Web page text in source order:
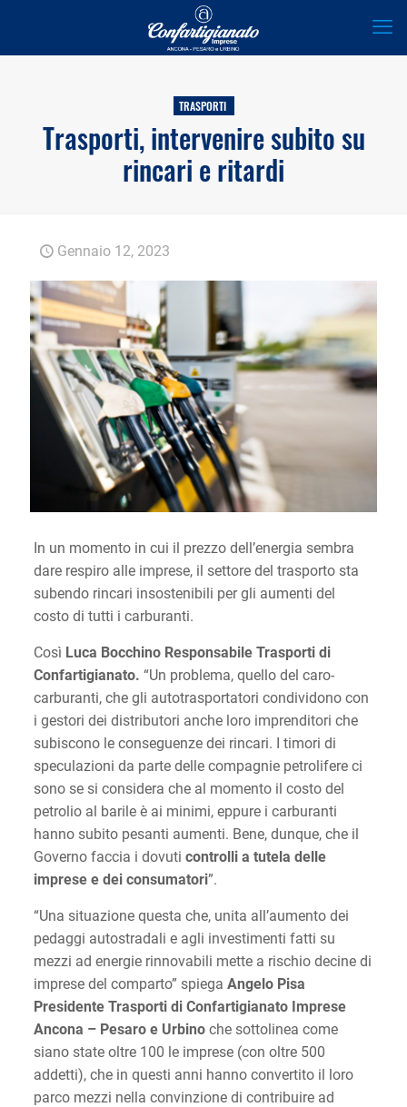
TRASPORTI
Trasporti, intervenire subito su
rincari e ritardi
Gennaio 12, 2023
In un momento in cui il prezzo dell’energia sembra
dare respiro alle imprese, il settore del trasporto sta
subendo rincari insostenibili per gli aumenti del
costo di tutti i carburanti.
Così Luca Bocchino Responsabile Trasporti di
Confartigianato. “Un problema, quello del caro-
carburanti, che gli autotrasportatori condividono con
i gestori dei distributori anche loro imprenditori che
subiscono le conseguenze dei rincari. I timori di
speculazioni da parte delle compagnie petrolifere ci
sono se si considera che al momento il costo del
petrolio al barile è ai minimi, eppure i carburanti
hanno subito pesanti aumenti. Bene, dunque, che il
Governo faccia i dovuti controlli a tutela delle
imprese e dei consumatori”.
“Una situazione questa che, unita all’aumento dei
pedaggi autostradali e agli investimenti fatti su
mezzi ad energie rinnovabili mette a rischio decine di
imprese del comparto” spiega Angelo Pisa
Presidente Trasporti di Confartigianato Imprese
Ancona – Pesaro e Urbino che sottolinea come
siano state oltre 100 le imprese (con oltre 500
addetti), che in questi anni hanno convertito il loro
parco mezzi nella convinzione di contribuire ad